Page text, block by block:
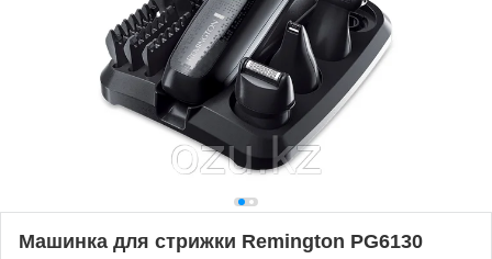
Машинка для стрижки Remington PG6130